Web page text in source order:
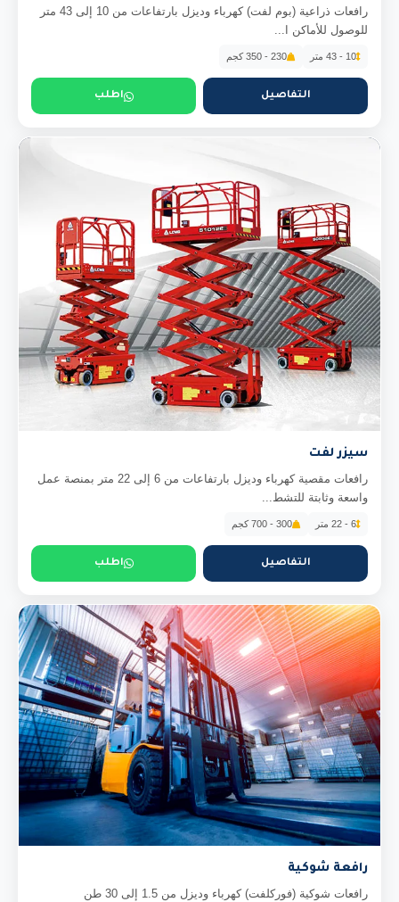
رافعات ذراعية (بوم لفت) كهرباء وديزل بارتفاعات من 10 إلى 43 متر
للوصول للأماكن ا...
10 - 43 متر 230 - 350 كجم
التفاصيل اطلب
سيزر لفت
رافعات مقصية كهرباء وديزل بارتفاعات من 6 إلى 22 متر بمنصة عمل
واسعة وثابتة للتشط...
6 - 22 متر 300 - 700 كجم
التفاصيل اطلب
رافعة شوكية
رافعات شوكية (فوركلفت) كهرباء وديزل من 1.5 إلى 30 طن